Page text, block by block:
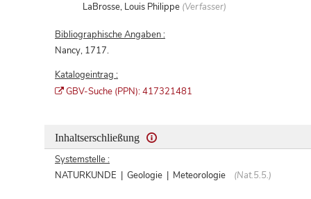
LaBrosse, Louis Philippe (Verfasser)
Bibliographische Angaben :
Nancy, 1717.
Katalogeintrag :
GBV-Suche (PPN): 417321481
Inhaltserschließung
Systemstelle :
NATURKUNDE | Geologie | Meteorologie
(Nat.5.5.)